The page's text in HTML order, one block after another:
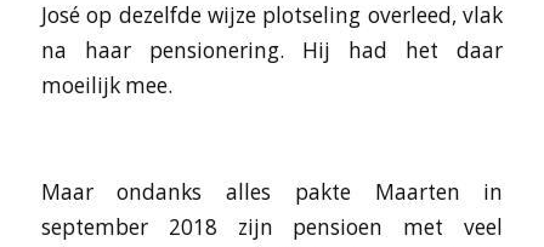
José op dezelfde wijze plotseling overleed, vlak
na haar pensionering. Hij had het daar
moeilijk mee.
Maar ondanks alles pakte Maarten in
september 2018 zijn pensioen met veel